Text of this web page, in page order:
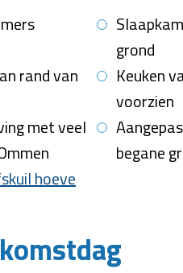
rand van
met veel
hoeve
grond
Keuken
voorzien
begane